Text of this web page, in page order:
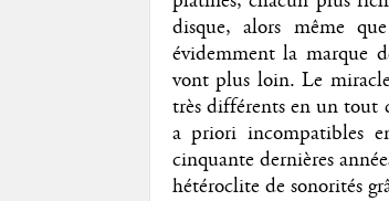
disque, alors même
évidemment la marque
vont plus loin. Le
très différents en un tout
a priori incompatibles
cinquante dernières
hétéroclite de sonorités